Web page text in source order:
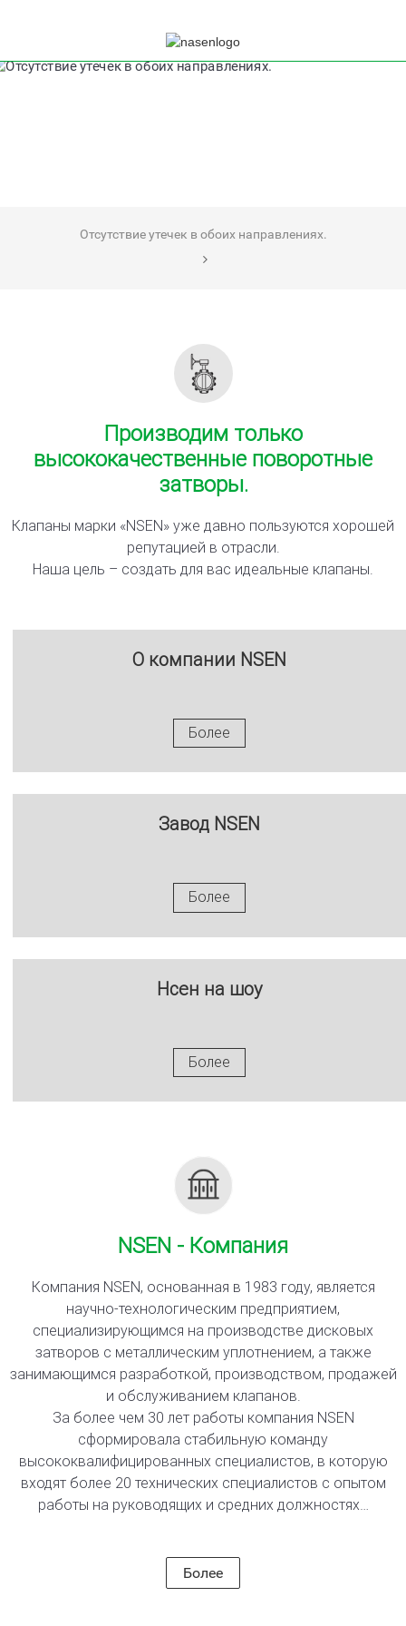
Отсутствие утечек в обоих направлениях.
Производим только
высококачественные поворотные
затворы.
Клапаны марки «NSEN» уже давно пользуются хорошей
репутацией в отрасли.
Наша цель – создать для вас идеальные клапаны.
О компании NSEN
Более
Завод NSEN
Более
Нсен на шоу
Более
NSEN - Компания
Компания NSEN, основанная в 1983 году, является
научно-технологическим предприятием,
специализирующимся на производстве дисковых
затворов с металлическим уплотнением, а также
занимающимся разработкой, производством, продажей
и обслуживанием клапанов.
За более чем 30 лет работы компания NSEN
сформировала стабильную команду
высококвалифицированных специалистов, в которую
входят более 20 технических специалистов с опытом
работы на руководящих и средних должностях…
Более